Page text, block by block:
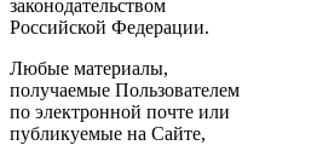
законодательством
Российской Федерации.
Любые материалы,
получаемые Пользователем
по электронной почте или
публикуемые на Сайте,